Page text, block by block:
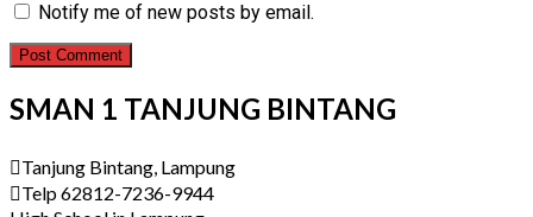
Notify me of new posts by email.
SMAN 1 TANJUNG BINTANG
Tanjung Bintang, Lampung
Telp 62812-7236-9944